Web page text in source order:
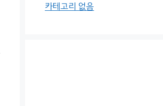
카테고리 없음